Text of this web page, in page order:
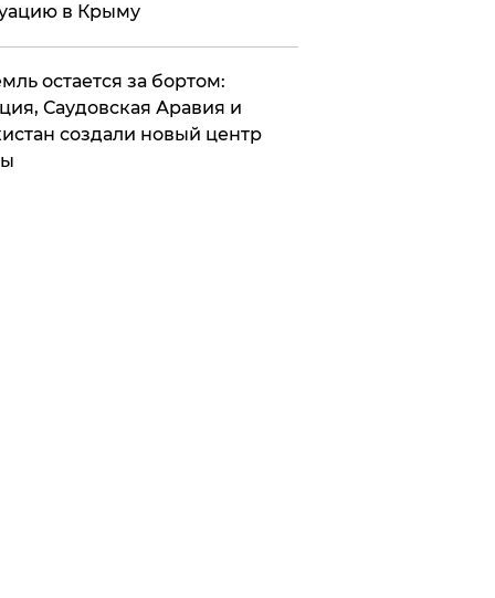
в Крыму
остается за бортом:
Саудовская Аравия и
создали новый центр